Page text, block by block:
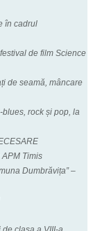
în cadrul
de film Science
de seamă, mâncare
rock și pop, la
Timis
Dumbrăvița” –